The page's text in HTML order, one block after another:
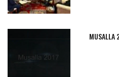
MUSALLA